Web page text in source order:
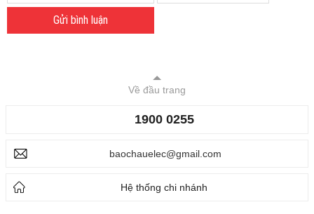
Gửi bình luận
Về đầu trang
1900 0255
baochauelec@gmail.com
Hệ thống chi nhánh